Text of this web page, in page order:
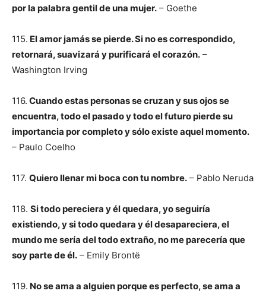
por la palabra gentil de una mujer. – Goethe
115. El amor jamás se pierde. Si no es correspondido,
retornará, suavizará y purificará el corazón. –
Washington Irving
116. Cuando estas personas se cruzan y sus ojos se
encuentra, todo el pasado y todo el futuro pierde su
importancia por completo y sólo existe aquel momento.
– Paulo Coelho
117. Quiero llenar mi boca con tu nombre. – Pablo Neruda
118. Si todo pereciera y él quedara, yo seguiría
existiendo, y si todo quedara y él desapareciera, el
mundo me sería del todo extraño, no me parecería que
soy parte de él. – Emily Brontë
119. No se ama a alguien porque es perfecto, se ama a